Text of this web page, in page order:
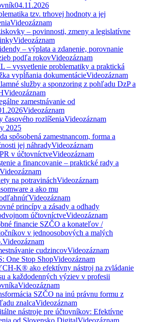
04.11.2026
tzv. trhovej hodnoty a jej
Videozáznam
– povinnosti, zmeny a legislatívne
Videozáznam
– výplata a zdanenie, porovnanie
podľa rokovVideozáznam
– vysvetlenie problematiky a praktická
vypĺňania dokumentácieVideozáznam
služby a sponzoring z pohľadu DzP a
Videozáznam
zamestnávanie od
Videozáznam
časového rozlíšeniaVideozáznam
2025
spôsobená zamestnancom, forma a
jej náhradyVideozáznam
v účtovníctveVideozáznam
a financovanie – praktické rady a
Videozáznam
na potravináchVideozáznam
a ako mu
Videozáznam
princípy a zásady a odhady
účtovníctveVideozáznam
financie SZČO a konateľov /
v jednoosobových a malých
Videozáznam
cudzincovVideozáznam
One Stop ShopVideozáznam
K® ako efektívny nástroj na zvládanie
a každodenných výziev v profesii
Videozáznam
SZČO na inú právnu formu z
znalcaVideozáznam
nástroje pre účtovníkov: Efektívne
od Slovensko.DigitalVideozáznam